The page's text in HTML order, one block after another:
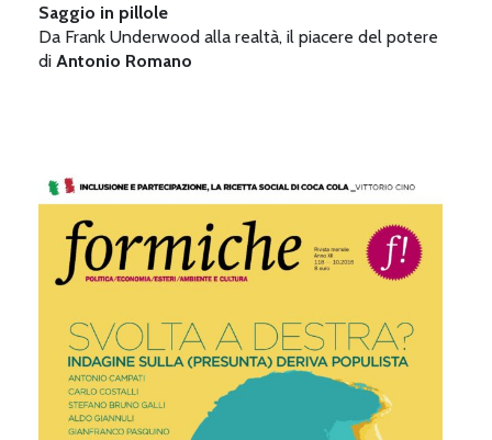
Saggio in pillole
Da Frank Underwood alla realtà, il piacere del potere
di Antonio Romano